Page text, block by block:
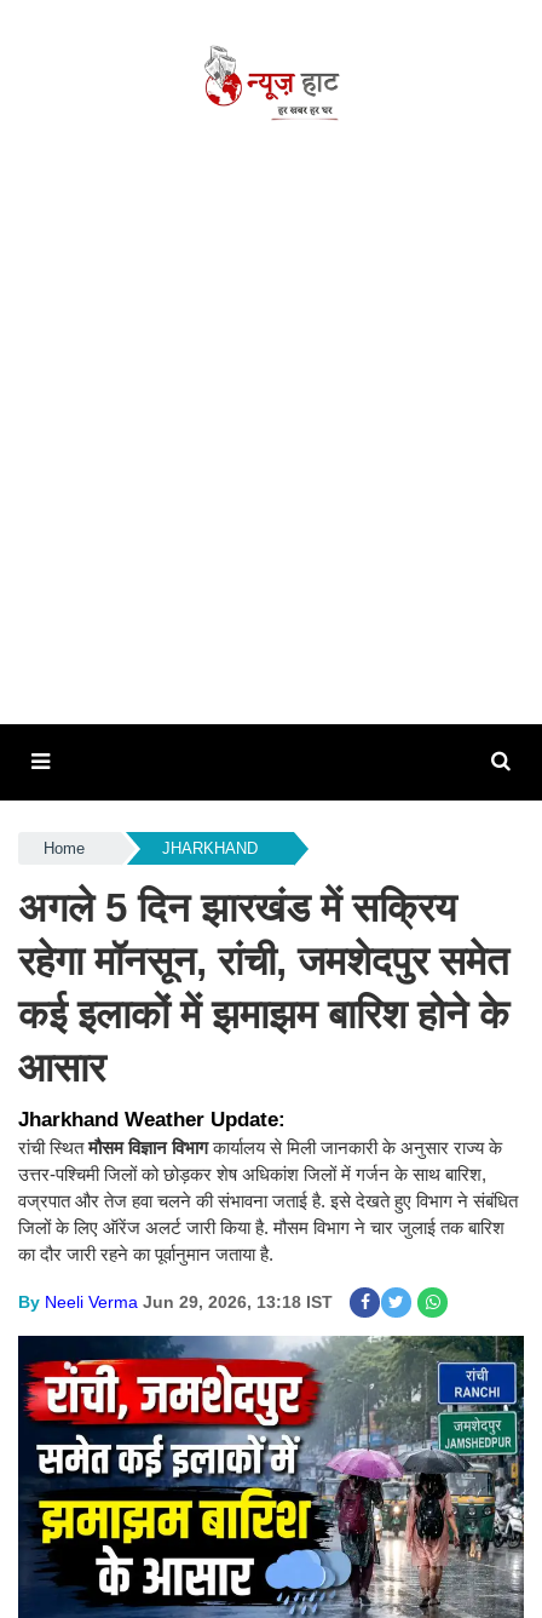
Home JHARKHAND
अगले 5 दिन झारखंड में सक्रिय
रहेगा मॉनसून, रांची, जमशेदपुर समेत
कई इलाकों में झमाझम बारिश होने के
आसार
Jharkhand Weather Update:
रांची स्थितमौसम विज्ञान विभागकार्यालय से मिली जानकारी के अनुसार राज्य के
उत्तर-पश्चिमी जिलों को छोड़कर शेष अधिकांश जिलों में गर्जन के साथ बारिश,
वज्रपात और तेज हवा चलने की संभावना जताई है. इसे देखते हुए विभाग ने संबंधित
जिलों के लिए ऑरेंज अलर्ट जारी किया है. मौसम विभाग ने चार जुलाई तक बारिश
का दौर जारी रहने का पूर्वानुमान जताया है.
By Neeli Verma Jun 29, 2026, 13:18 IST